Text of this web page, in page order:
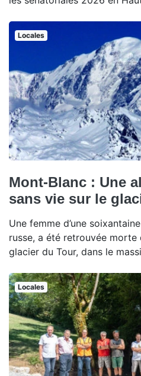
Locales
Mont-Blanc : Une
sans vie sur le
Une femme d’une
russe, a été retrouvée
glacier du Tour, dans le
Locales